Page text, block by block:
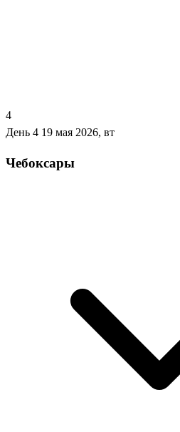
4
День 4 19 мая 2026, вт
Чебоксары